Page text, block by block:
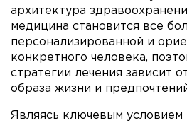
архитектура
медицина становится все
персонализированной и
конкретного человека,
стратегии лечения зависит
образа жизни и
Являясь ключевым условием